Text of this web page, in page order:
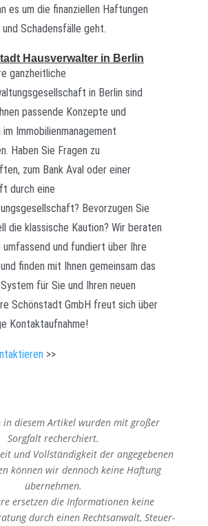
es um die finanziellen Haftungen
Schadensfälle geht.
Hausverwalter in Berlin
ganzheitliche
in Berlin sind
passende Konzepte und
im Immobilienmanagement
Haben Sie Fragen zu
zum Bank Aval oder einer
durch eine
Bevorzugen Sie
die klassische Kaution? Wir beraten
umfassend und fundiert über Ihre
finden mit Ihnen gemeinsam das
für Sie und Ihren neuen
Schönstadt GmbH freut sich über
Kontaktaufnahme!
>>
in diesem Artikel wurden mit großer
Sorgfalt recherchiert.
und Vollständigkeit der angegebenen
können wir dennoch keine Haftung
übernehmen.
ersetzen die Informationen keine
durch einen Rechtsanwalt, Steuer-